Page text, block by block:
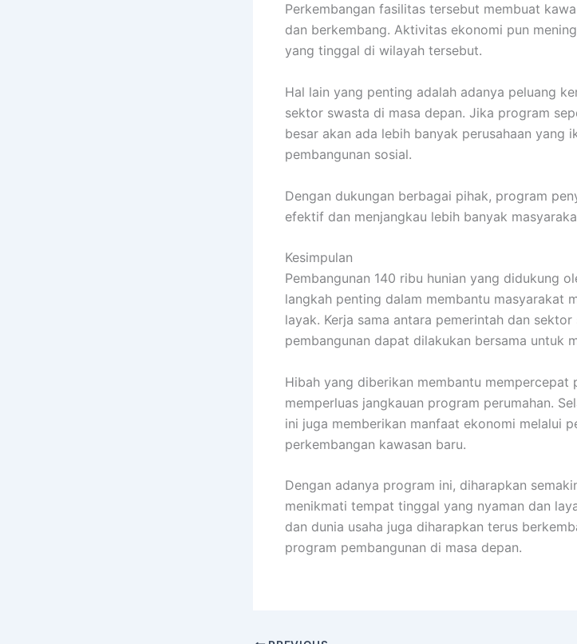
Perkembangan fasilitas tersebut membuat
dan berkembang. Aktivitas ekonomi pun
yang tinggal di wilayah tersebut.
Hal lain yang penting adalah adanya peluang
sektor swasta di masa depan. Jika program
besar akan ada lebih banyak perusahaan yang
pembangunan sosial.
Dengan dukungan berbagai pihak, program
efektif dan menjangkau lebih banyak
Kesimpulan
Pembangunan 140 ribu hunian yang didukung
langkah penting dalam membantu masyarakat
layak. Kerja sama antara pemerintah dan
pembangunan dapat dilakukan bersama untuk
Hibah yang diberikan membantu mempercepat
memperluas jangkauan program perumahan.
ini juga memberikan manfaat ekonomi melalui
perkembangan kawasan baru.
Dengan adanya program ini, diharapkan
menikmati tempat tinggal yang nyaman dan
dan dunia usaha juga diharapkan terus
program pembangunan di masa depan.